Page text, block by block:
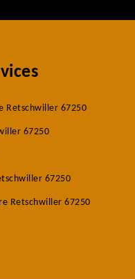
Retschwiller 67250
67250
67250
Retschwiller 67250